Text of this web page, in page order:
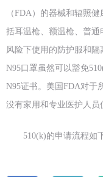
（FDA）的器械和辐照
括耳温枪、额温枪、普
风险下使用的防护服和隔
N95口罩虽然可以豁免
N95证书。美国FDA对于
没有家用和专业医护人员
510(k)的申请流程如